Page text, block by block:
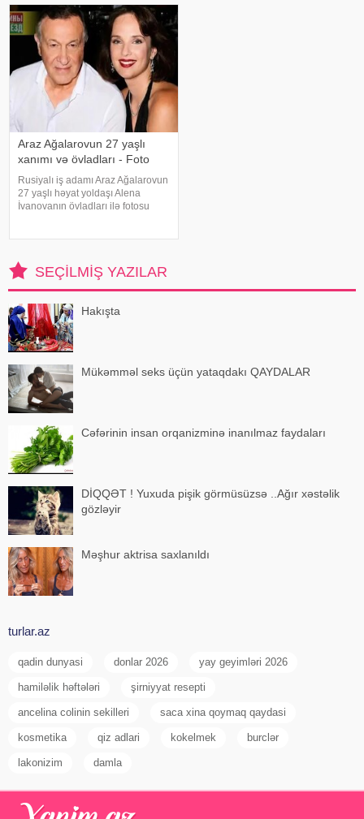
vaxtda həyata keçirilə
Araz Ağalarovun 27 yaşlı
xanımı və övladları - Foto
Rusiyalı iş adamı Araz Ağalarovun
27 yaşlı həyat yoldaşı Alena
İvanovanın övladları ilə fotosu
SEÇILMIŞ YAZILAR
Hakışta
Mükəmməl seks üçün yataqdakı QAYDALAR
Cəfərinin insan orqanizminə inanılmaz faydaları
DİQQƏT ! Yuxuda pişik görmüsüzsə ..Ağır xəstəlik
gözləyir
Məşhur aktrisa saxlanıldı
turlar.az
qadin dunyasi donlar 2026 yay geyimləri 2026
hamiləlik həftələri şirniyyat resepti
ancelina colinin sekilleri saca xina qoymaq qaydasi
kosmetika qiz adlari kokelmek burclər
lakonizim damla